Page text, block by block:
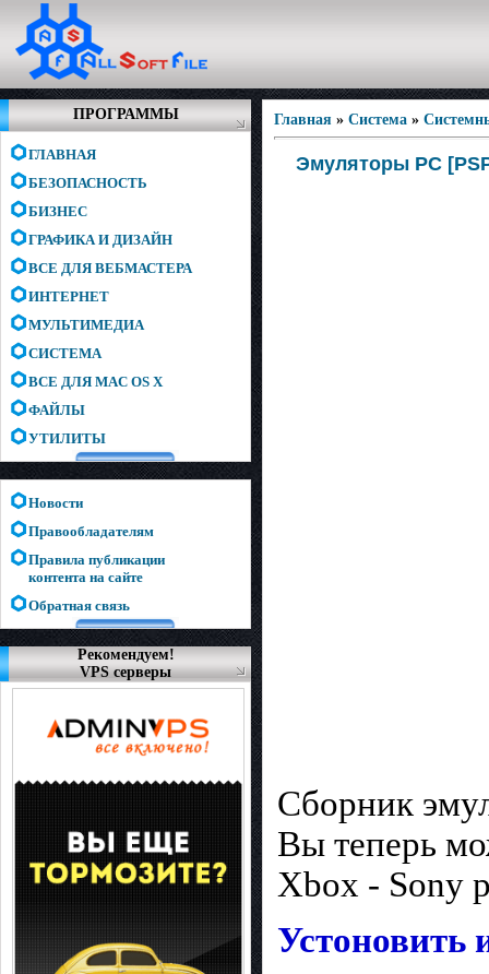
ПРОГРАММЫ
ГЛАВНАЯ
БЕЗОПАСНОСТЬ
БИЗНЕС
ГРАФИКА И ДИЗАЙН
ВСЕ ДЛЯ ВЕБМАСТЕРА
ИНТЕРНЕТ
МУЛЬТИМЕДИА
СИСТЕМА
ВСЕ ДЛЯ MAC OS X
ФАЙЛЫ
УТИЛИТЫ
Новости
Правообладателям
Правила публикации
контента на сайте
Обратная связь
Рекомендуем!
VPS серверы
Главная » Система »
Эмуляторы PC
Сборник
Вы теперь
Xbox - Sony
Устоновить